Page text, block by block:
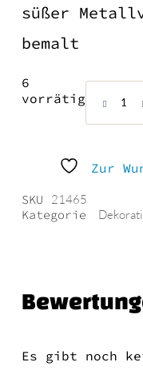
süßer
bemalt
6
vorrätig
Vogel
zum
14X8cm
Zur
SKU
21465
Kategorie
Es gibt noch